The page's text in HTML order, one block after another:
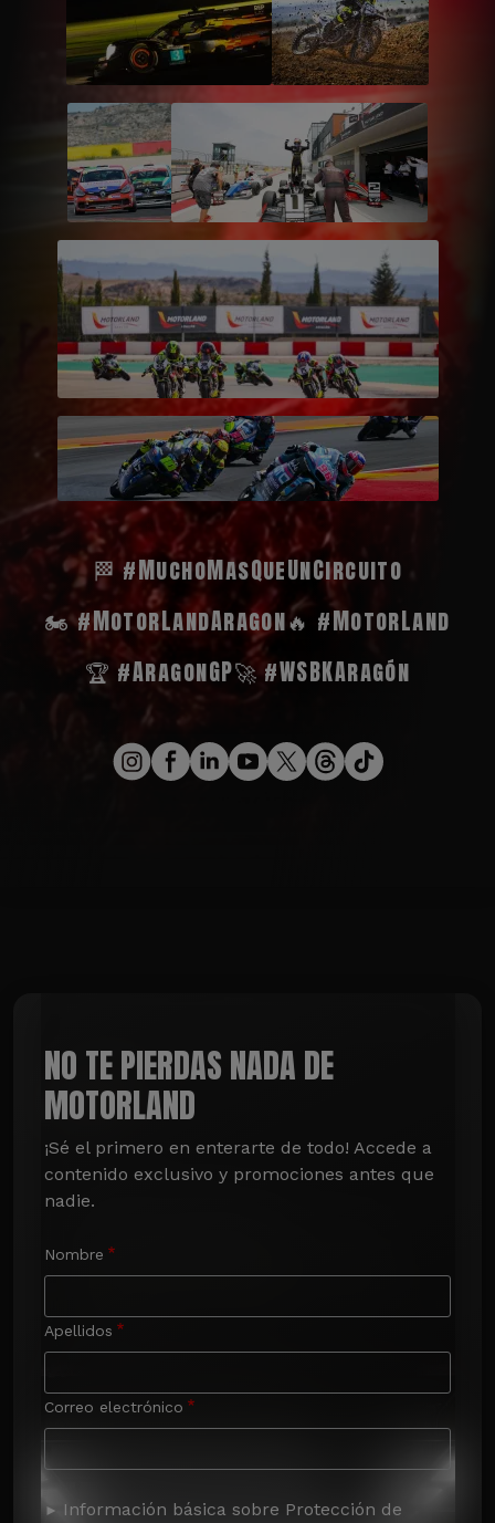
🏁 #MuchoMasQueUnCircuito
🏍️ #MotorLandAragon🔥 #MotorLand
🏆 #AragonGP🚀 #WSBKAragón
NO TE PIERDAS NADA DE
MOTORLAND
¡Sé el primero en enterarte de todo! Accede a
contenido exclusivo y promociones antes que
nadie.
Nombre
Apellidos
Correo electrónico
Información básica sobre Protección de